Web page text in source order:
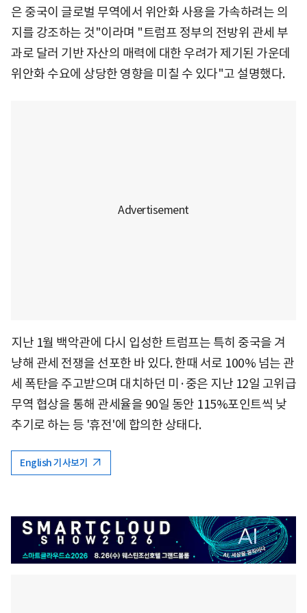
은 중국이 글로벌 무역에서 위안화 사용을 가속하려는 의
지를 강조하는 것"이라며 "트럼프 정부의 전방위 관세 부
과로 달러 기반 자산의 매력에 대한 우려가 제기된 가운데
위안화 수요에 상당한 영향을 미칠 수 있다"고 설명했다.
지난 1월 백악관에 다시 입성한 트럼프는 특히 중국을 겨
냥해 관세 전쟁을 선포한 바 있다. 한때 서로 100% 넘는 관
세 폭탄을 주고받으며 대치하던 미·중은 지난 12일 고위급
무역 협상을 통해 관세율을 90일 동안 115%포인트씩 낮
추기로 하는 등 '휴전'에 합의한 상태다.
English 기사보기